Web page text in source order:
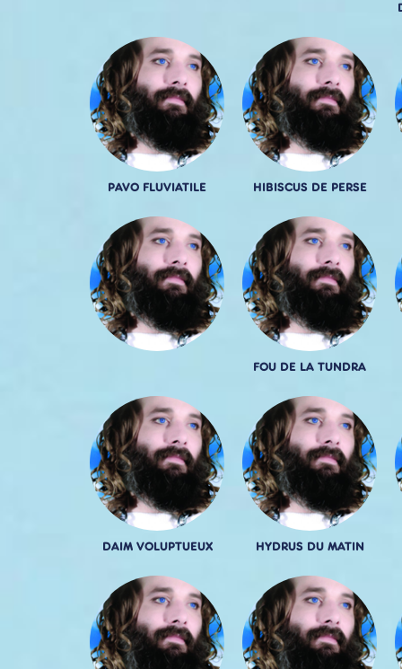
PAVO FLUVIATILE HIBISCUS DE PERSE
FOU DE LA TUNDRA
DAIM VOLUPTUEUX HYDRUS DU MATIN